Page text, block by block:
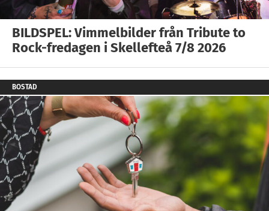
BILDSPEL: Vimmelbilder från Tribute to
Rock-fredagen i Skellefteå 7/8 2026
BOSTAD